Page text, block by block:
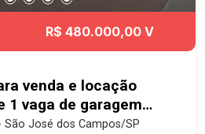
R$ 480.000,00 V
venda e locação
1 vaga de garagem
Industrial
São José dos Campos/SP